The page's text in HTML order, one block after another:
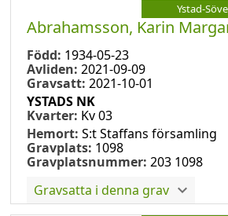
Ystad-
Abrahamsson, Karin
Född: 1934-05-23
Avliden: 2021-09-09
Gravsatt: 2021-10-01
YSTADS NK
Kvarter: Kv 03
Hemort: S:t Staffans församling
Gravplats: 1098
Gravplatsnummer: 203 1098
Gravsatta i denna grav